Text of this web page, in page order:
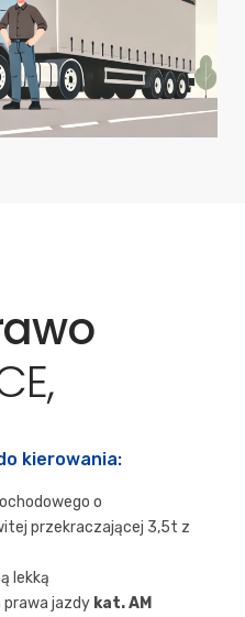
kierowania:
o
przekraczającej 3,5t z
lekką
prawa jazdy kat. AM